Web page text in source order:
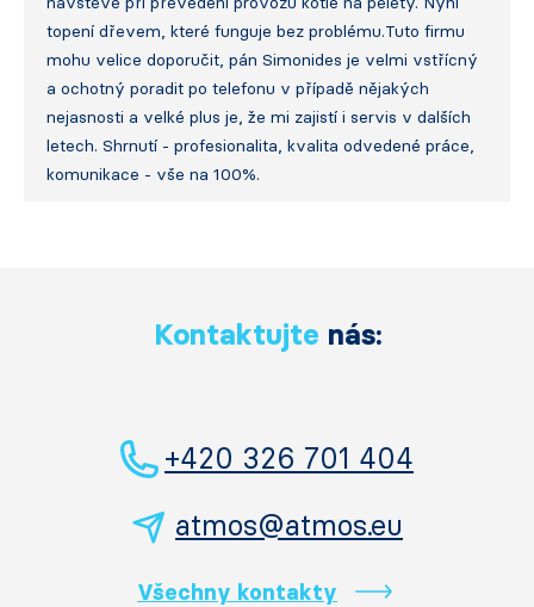
topení dřevem, které funguje bez problému.Tuto firmu
mohu velice doporučit, pán Simonides je velmi vstřícný
a ochotný poradit po telefonu v případě nějakých
nejasnosti a velké plus je, že mi zajistí i servis v dalších
letech. Shrnutí - profesionalita, kvalita odvedené práce,
komunikace - vše na 100%.
Kontaktujte nás:
+420 326 701 404
atmos@atmos.eu
Všechny kontakty